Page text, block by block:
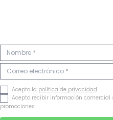
Acepto la política de privacidad
Acepto recibir información comercial
promociones